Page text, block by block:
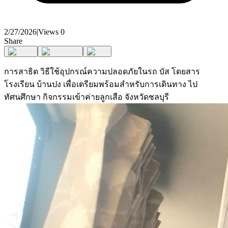
2/27/2026|Views 0
Share
การสาธิต วิธีใช้อุปกรณ์ความปลอดภัยในรถ บัส โดยสาร
โรงเรียน บ้านปง เพื่อเตรียมพร้อมสำหรับการเดินทาง ไป
ทัศนศึกษา กิจกรรมเข้าค่ายลูกเสือ จังหวัดชลบุรี